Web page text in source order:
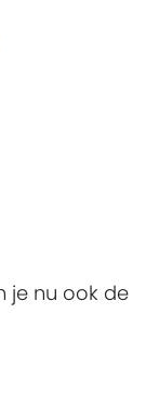
je nu ook de